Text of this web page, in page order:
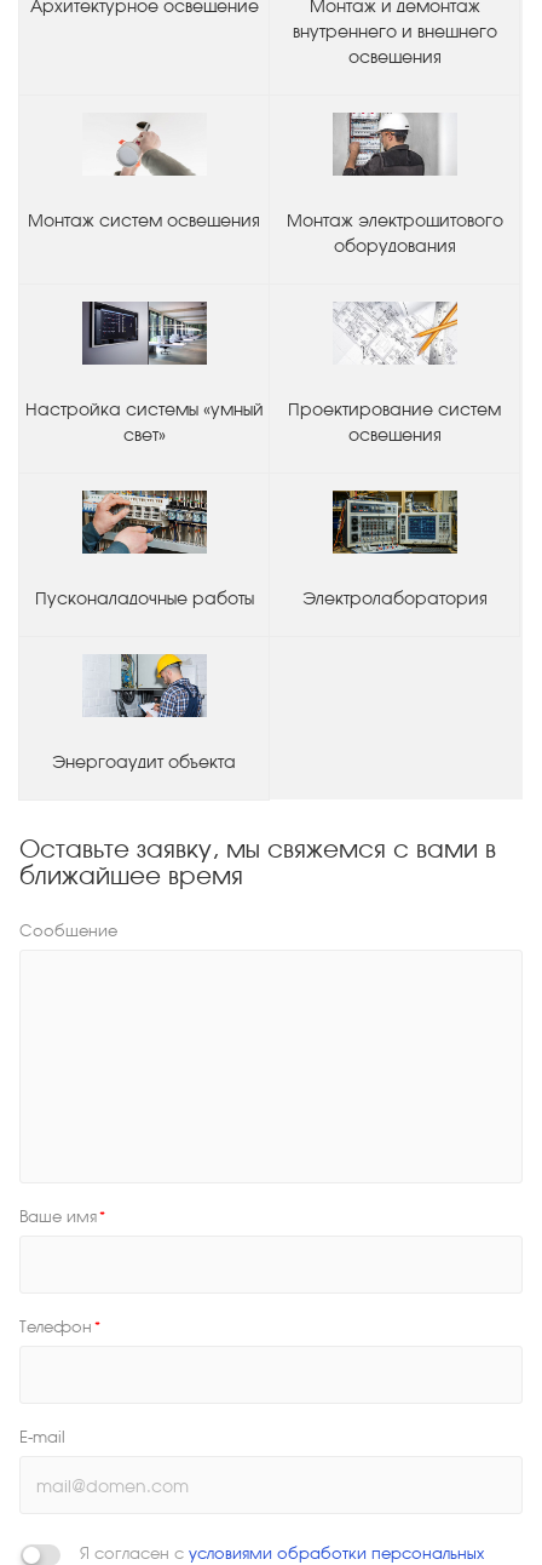
Архитектурное освещение
Монтаж и демонтаж
внутреннего и внешнего
освещения
Монтаж систем освещения
Монтаж электрощитового
оборудования
Настройка системы «умный
свет»
Проектирование систем
освещения
Пусконаладочные работы Электролаборатория
Энергоаудит объекта
Оставьте заявку, мы свяжемся с вами в
ближайшее время
Сообщение
Ваше имя*
Телефон *
E-mail
Я согласен с условиями обработки персональных